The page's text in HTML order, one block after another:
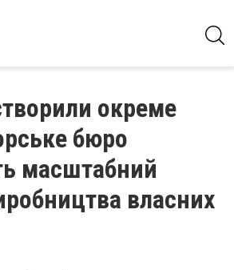
окреме
бюро
масштабний
власних